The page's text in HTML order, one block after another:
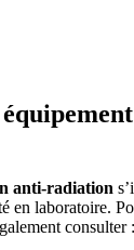
anti-radiation
en laboratoire.
consulter :